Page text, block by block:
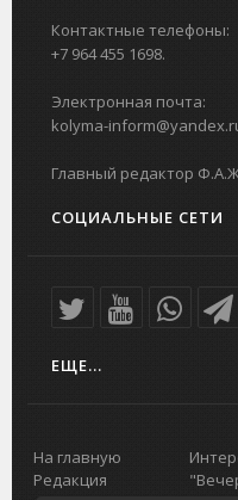
Контактные телефоны:
+7 964 455 1698.
Электронная почта:
kolyma-
Главный редактор
СОЦИАЛЬНЫЕ СЕТИ
ЕЩЕ...
На главную
Редакция